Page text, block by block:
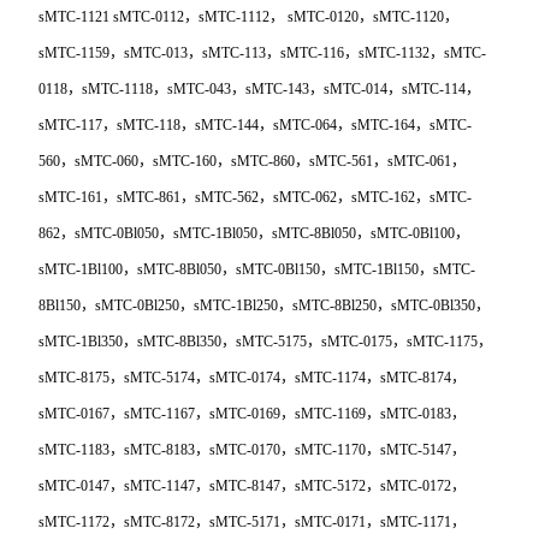
sMTC-1121 sMTC-0112，sMTC-1112， sMTC-0120，sMTC-1120，
sMTC-1159，sMTC-013，sMTC-113，sMTC-116，sMTC-1132，sMTC-
0118，sMTC-1118，sMTC-043，sMTC-143，sMTC-014，sMTC-114，
sMTC-117，sMTC-118，sMTC-144，sMTC-064，sMTC-164，sMTC-
560，sMTC-060，sMTC-160，sMTC-860，sMTC-561，sMTC-061，
sMTC-161，sMTC-861，sMTC-562，sMTC-062，sMTC-162，sMTC-
862，sMTC-0Bl050，sMTC-1Bl050，sMTC-8Bl050，sMTC-0Bl100，
sMTC-1Bl100，sMTC-8Bl050，sMTC-0Bl150，sMTC-1Bl150，sMTC-
8Bl150，sMTC-0Bl250，sMTC-1Bl250，sMTC-8Bl250，sMTC-0Bl350，
sMTC-1Bl350，sMTC-8Bl350，sMTC-5175，sMTC-0175，sMTC-1175，
sMTC-8175，sMTC-5174，sMTC-0174，sMTC-1174，sMTC-8174，
sMTC-0167，sMTC-1167，sMTC-0169，sMTC-1169，sMTC-0183，
sMTC-1183，sMTC-8183，sMTC-0170，sMTC-1170，sMTC-5147，
sMTC-0147，sMTC-1147，sMTC-8147，sMTC-5172，sMTC-0172，
sMTC-1172，sMTC-8172，sMTC-5171，sMTC-0171，sMTC-1171，